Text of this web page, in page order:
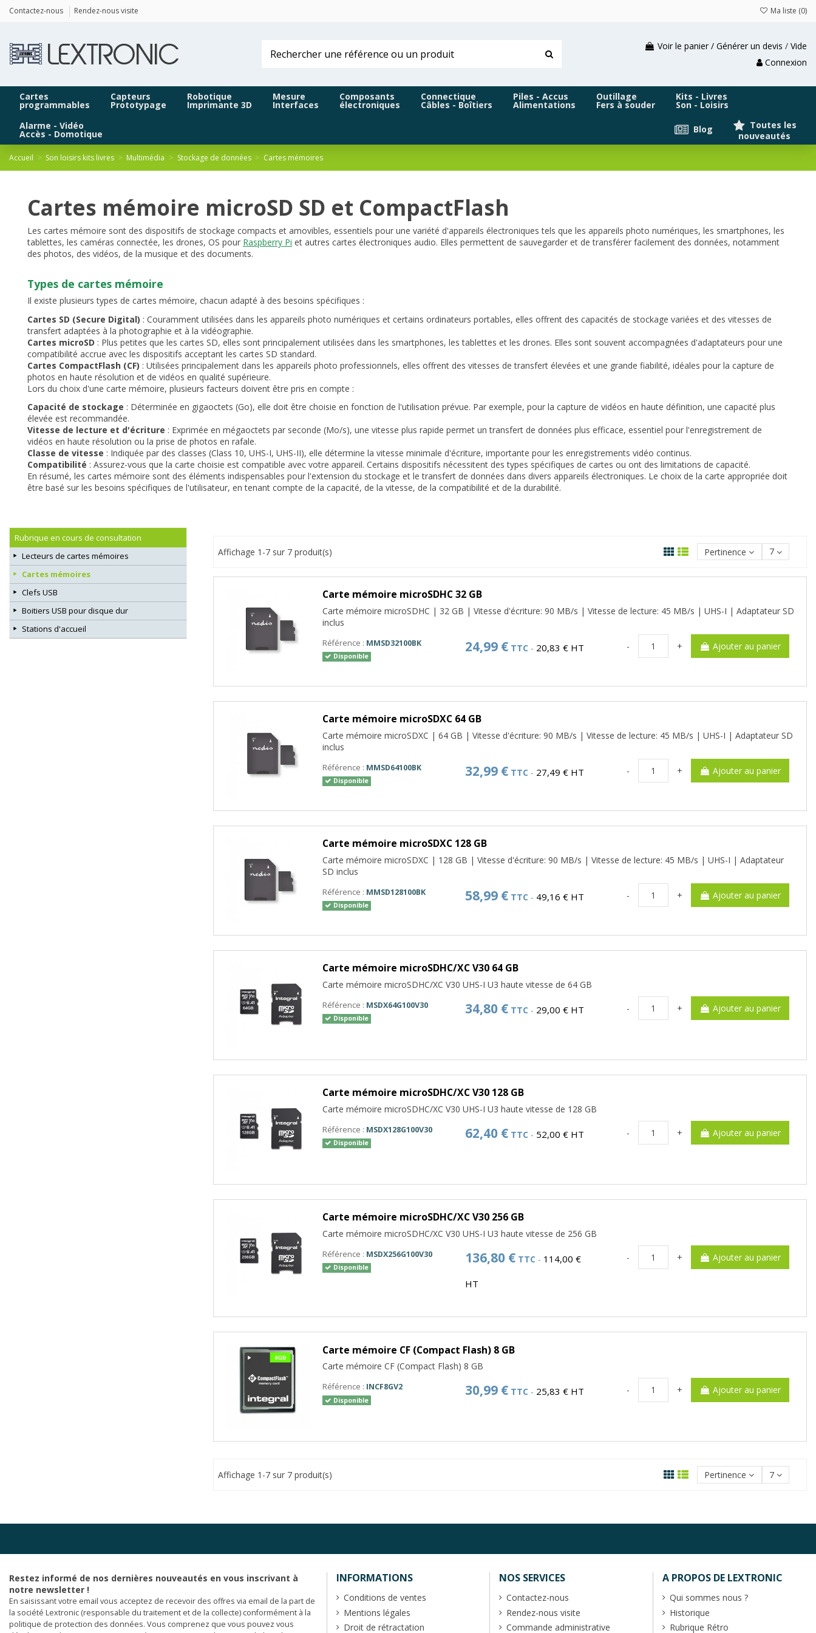
Contactez-nous Rendez-nous visite Ma liste (0)
Voir le panier / Générer un devis / Vide
Connexion
Cartes
programmables
Capteurs
Prototypage
Robotique
Imprimante 3D
Mesure
Interfaces
Composants
électroniques
Connectique
Câbles - Boîtiers
Piles - Accus
Alimentations
Outillage
Fers à souder
Kits - Livres
Son - Loisirs
Alarme - Vidéo
Accès - Domotique
Toutes les
nouveautés
Blog
Accueil Son loisirs kits livres Multimédia Stockage de données Cartes mémoires
Cartes mémoire microSD SD et CompactFlash
Les cartes mémoire sont des dispositifs de stockage compacts et amovibles, essentiels pour une variété d'appareils électroniques tels que les appareils photo numériques, les smartphones, les
tablettes, les caméras connectée, les drones, OS pour Raspberry Pi et autres cartes électroniques audio. Elles permettent de sauvegarder et de transférer facilement des données, notamment
des photos, des vidéos, de la musique et des documents.
Types de cartes mémoire
Il existe plusieurs types de cartes mémoire, chacun adapté à des besoins spécifiques :
Cartes SD (Secure Digital) : Couramment utilisées dans les appareils photo numériques et certains ordinateurs portables, elles offrent des capacités de stockage variées et des vitesses de
transfert adaptées à la photographie et à la vidéographie.
Cartes microSD : Plus petites que les cartes SD, elles sont principalement utilisées dans les smartphones, les tablettes et les drones. Elles sont souvent accompagnées d'adaptateurs pour une
compatibilité accrue avec les dispositifs acceptant les cartes SD standard.
Cartes CompactFlash (CF) : Utilisées principalement dans les appareils photo professionnels, elles offrent des vitesses de transfert élevées et une grande fiabilité, idéales pour la capture de
photos en haute résolution et de vidéos en qualité supérieure.
Lors du choix d'une carte mémoire, plusieurs facteurs doivent être pris en compte :
Capacité de stockage : Déterminée en gigaoctets (Go), elle doit être choisie en fonction de l'utilisation prévue. Par exemple, pour la capture de vidéos en haute définition, une capacité plus
élevée est recommandée.
Vitesse de lecture et d'écriture : Exprimée en mégaoctets par seconde (Mo/s), une vitesse plus rapide permet un transfert de données plus efficace, essentiel pour l'enregistrement de
vidéos en haute résolution ou la prise de photos en rafale.
Classe de vitesse : Indiquée par des classes (Class 10, UHS-I, UHS-II), elle détermine la vitesse minimale d'écriture, importante pour les enregistrements vidéo continus.
Compatibilité : Assurez-vous que la carte choisie est compatible avec votre appareil. Certains dispositifs nécessitent des types spécifiques de cartes ou ont des limitations de capacité.
En résumé, les cartes mémoire sont des éléments indispensables pour l'extension du stockage et le transfert de données dans divers appareils électroniques. Le choix de la carte appropriée doit
être basé sur les besoins spécifiques de l'utilisateur, en tenant compte de la capacité, de la vitesse, de la compatibilité et de la durabilité.
Affichage 1-7 sur 7 produit(s) Pertinence 7
Carte mémoire microSDHC 32 GB
Carte mémoire microSDHC | 32 GB | Vitesse d'écriture: 90 MB/s | Vitesse de lecture: 45 MB/s | UHS-I | Adaptateur SD
inclus
Référence : MMSD32100BK
Disponible
24,99 € TTC - 20,83 € HT - + Ajouter au panier
Carte mémoire microSDXC 64 GB
Carte mémoire microSDXC | 64 GB | Vitesse d'écriture: 90 MB/s | Vitesse de lecture: 45 MB/s | UHS-I | Adaptateur SD
inclus
Référence : MMSD64100BK
Disponible
32,99 € TTC - 27,49 € HT - + Ajouter au panier
Carte mémoire microSDXC 128 GB
Carte mémoire microSDXC | 128 GB | Vitesse d'écriture: 90 MB/s | Vitesse de lecture: 45 MB/s | UHS-I | Adaptateur
SD inclus
Référence : MMSD128100BK
Disponible
58,99 € TTC - 49,16 € HT - + Ajouter au panier
Carte mémoire microSDHC/XC V30 64 GB
Carte mémoire microSDHC/XC V30 UHS-I U3 haute vitesse de 64 GB
Référence : MSDX64G100V30
Disponible
34,80 € TTC - 29,00 € HT - + Ajouter au panier
Carte mémoire microSDHC/XC V30 128 GB
Carte mémoire microSDHC/XC V30 UHS-I U3 haute vitesse de 128 GB
Référence : MSDX128G100V30
Disponible
62,40 € TTC - 52,00 € HT - + Ajouter au panier
Carte mémoire microSDHC/XC V30 256 GB
Carte mémoire microSDHC/XC V30 UHS-I U3 haute vitesse de 256 GB
Référence : MSDX256G100V30
Disponible
136,80 € TTC - 114,00 €
HT
- + Ajouter au panier
Carte mémoire CF (Compact Flash) 8 GB
Carte mémoire CF (Compact Flash) 8 GB
Référence : INCF8GV2
Disponible
30,99 € TTC - 25,83 € HT - + Ajouter au panier
Affichage 1-7 sur 7 produit(s) Pertinence 7
Rubrique en cours de consultation
Lecteurs de cartes mémoires
Cartes mémoires
Clefs USB
Boitiers USB pour disque dur
Stations d'accueil
Restez informé de nos dernières nouveautés en vous inscrivant à
notre newsletter !
En saisissant votre email vous acceptez de recevoir des offres via email de la part de
la société Lextronic (responsable du traitement et de la collecte) conformément à la
politique de protection des données. Vous comprenez que vous pouvez vous
INFORMATIONS
Conditions de ventes
Mentions légales
Droit de rétractation
NOS SERVICES
Contactez-nous
Rendez-nous visite
Commande administrative
A PROPOS DE LEXTRONIC
Qui sommes nous ?
Historique
Rubrique Rétro
Panneau de gestion des cookies